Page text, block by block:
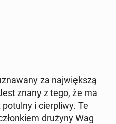
za naj­więk­szą
znany z tego, że ma
i cier­pli­wy. Te
drużyny Wag